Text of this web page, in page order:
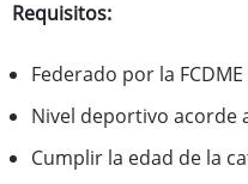
Requisitos:
Federado por la
Nivel deportivo acorde
Cumplir la edad de la